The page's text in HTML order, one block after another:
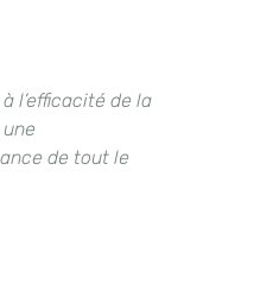
l’efficacité de la
de tout le